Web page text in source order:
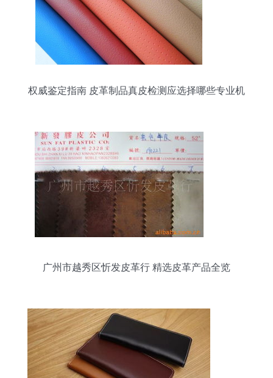
权威鉴定指南 皮革制品真皮检测应选择哪些专业机
广州市越秀区忻发皮革行 精选皮革产品全览